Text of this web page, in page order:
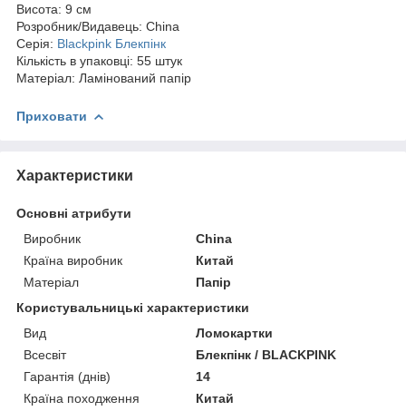
Висота: 9 см
Розробник/Видавець: China
Серія: Blackpink Блекпінк
Кількість в упаковці: 55 штук
Матеріал: Ламінований папір
Приховати
Характеристики
Основні атрибути
Виробник
China
Країна виробник
Китай
Матеріал
Папір
Користувальницькі характеристики
Вид
Ломокартки
Всесвіт
Блекпінк / BLACKPINK
Гарантія (днів)
14
Країна походження
Китай